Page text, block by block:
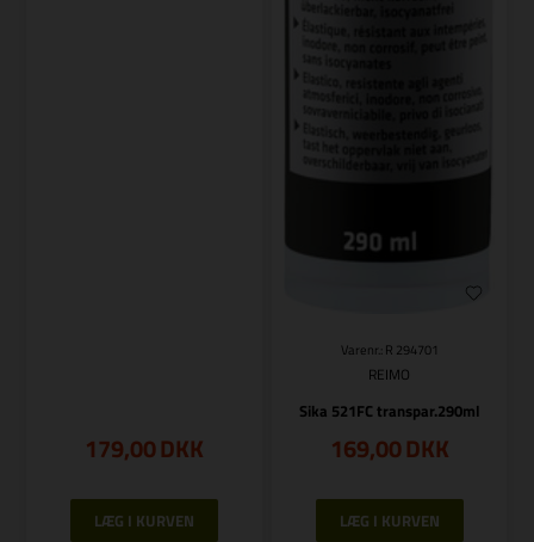
179,00DKK
Varenr.: R 294701
REIMO
Sika 521FC transpar.290ml
169,00DKK